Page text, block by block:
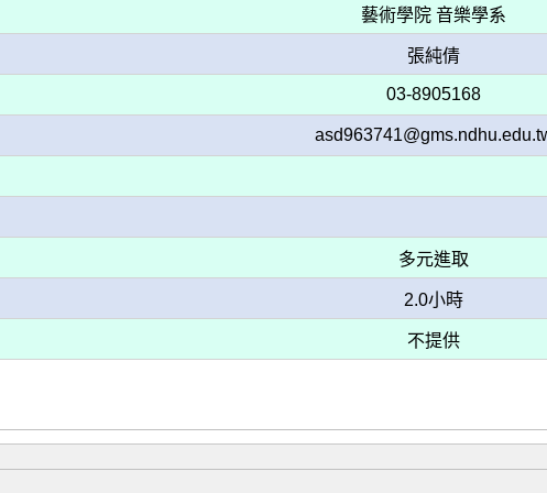
藝術學院 音樂學系
張純倩
03-8905168
多元進取
2.0小時
不提供